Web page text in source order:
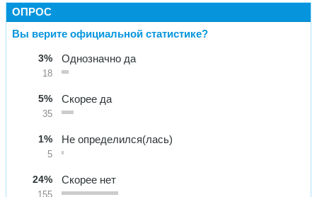
ОПРОС
Вы верите официальной статистике?
3%
18
Однозначно да
5%
35
Скорее да
1%
5
Не определился(лась)
24%
155
Скорее нет